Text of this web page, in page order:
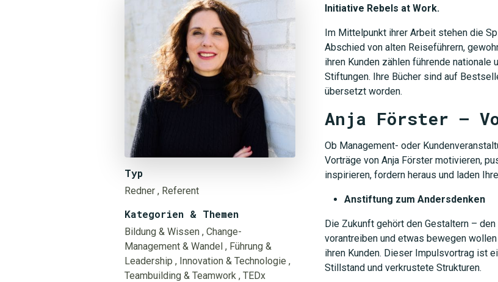
Typ
Redner , Referent
Kategorien & Themen
Bildung & Wissen , Change-
Management & Wandel , Führung &
Leadership , Innovation & Technologie ,
Teambuilding & Teamwork , TEDx
Initiative Rebels at Work.
Im Mittelpunkt ihrer Arbeit stehen die
Abschied von alten Reiseführern,
ihren Kunden zählen führende nationale
Stiftungen. Ihre Bücher sind auf
übersetzt worden.
Anja Förster –
Ob Management- oder
Vorträge von Anja Förster motivieren,
inspirieren, fordern heraus und laden
Anstiftung zum Andersdenken
Die Zukunft gehört den Gestaltern –
vorantreiben und etwas bewegen
ihren Kunden. Dieser Impulsvortrag ist
Stillstand und verkrustete Strukturen.